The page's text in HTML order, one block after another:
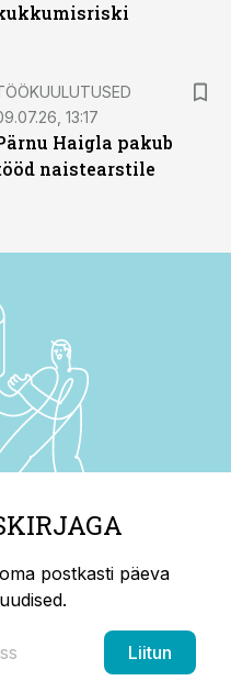
13:17
Haigla pakub
naistearstile
postkasti päeva
Liitun